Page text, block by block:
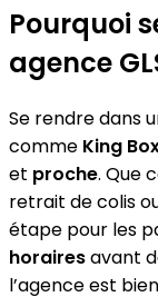
Pourquoi
agence
Se rendre dans
comme King
et proche. Que
retrait de colis
étape pour les
horairesavant
l’agence est bien